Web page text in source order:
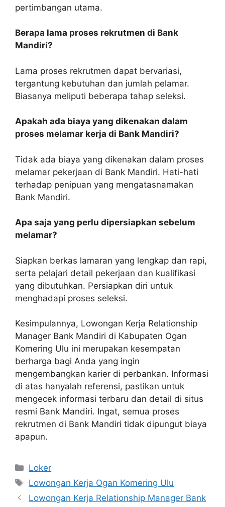
pertimbangan utama.
Berapa lama proses rekrutmen di Bank
Mandiri?
Lama proses rekrutmen dapat bervariasi,
tergantung kebutuhan dan jumlah pelamar.
Biasanya meliputi beberapa tahap seleksi.
Apakah ada biaya yang dikenakan dalam
proses melamar kerja di Bank Mandiri?
Tidak ada biaya yang dikenakan dalam proses
melamar pekerjaan di Bank Mandiri. Hati-hati
terhadap penipuan yang mengatasnamakan
Bank Mandiri.
Apa saja yang perlu dipersiapkan sebelum
melamar?
Siapkan berkas lamaran yang lengkap dan rapi,
serta pelajari detail pekerjaan dan kualifikasi
yang dibutuhkan. Persiapkan diri untuk
menghadapi proses seleksi.
Kesimpulannya, Lowongan Kerja Relationship
Manager Bank Mandiri di Kabupaten Ogan
Komering Ulu ini merupakan kesempatan
berharga bagi Anda yang ingin
mengembangkan karier di perbankan. Informasi
di atas hanyalah referensi, pastikan untuk
mengecek informasi terbaru dan detail di situs
resmi Bank Mandiri. Ingat, semua proses
rekrutmen di Bank Mandiri tidak dipungut biaya
apapun.
Kategori
Loker
Tag
Lowongan Kerja Ogan Komering Ulu
Lowongan Kerja Relationship Manager Bank